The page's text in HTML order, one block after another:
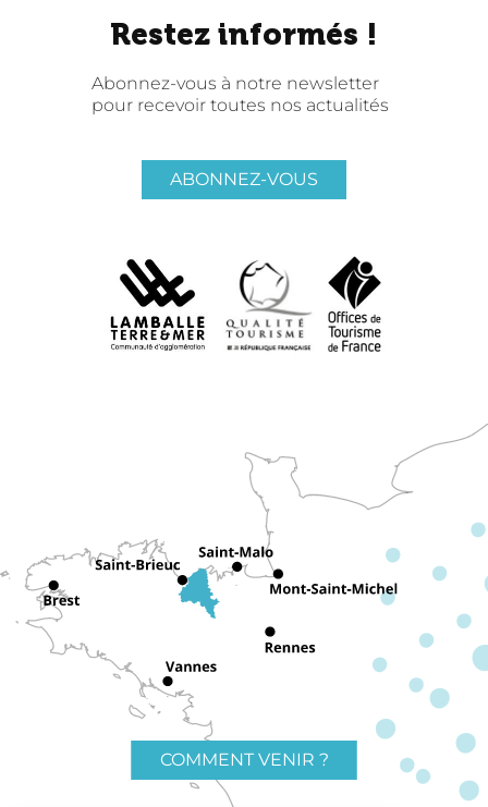
Restez informés !
Abonnez-vous à notre newsletter
pour recevoir toutes nos actualités
ABONNEZ-VOUS
COMMENT VENIR ?